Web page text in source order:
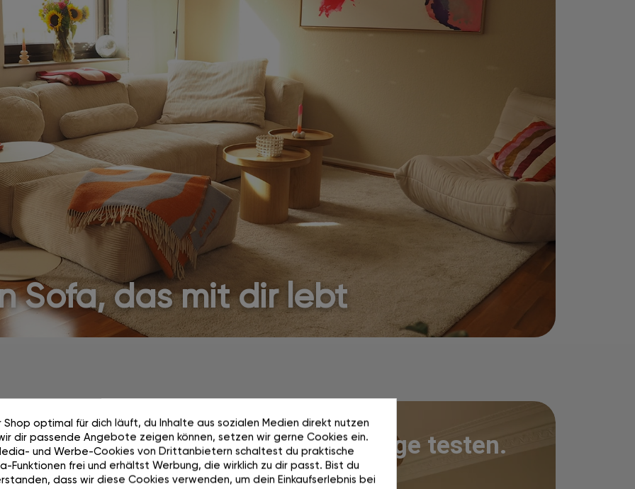
Sofa, das mit dir lebt
Wächst mit dir mit. 100 Tage testen.
Shop optimal für dich läuft, du Inhalte aus sozialen Medien direkt nutzen
dir passende Angebote zeigen können, setzen wir gerne Cookies ein.
und Werbe-Cookies von Drittanbietern schaltest du praktische
Funktionen frei und erhältst Werbung, die wirklich zu dir passt. Bist du
dass wir diese Cookies verwenden, um dein Einkaufserlebnis bei